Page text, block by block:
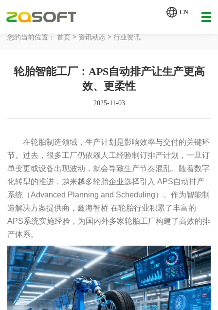
CN
工业AI
解决方案
客户案例
资讯动态
关于我们
您的当前位置： 首页 > 资讯动态 > 行业资讯
轮胎智能工厂：APS自动排产让生产更高
效、更柔性
2025-11-03
在轮胎制造领域，生产计划是影响效率与交付的关键环
节。过去，很多工厂仍依赖人工经验制订排产计划，一旦订
单变更或设备出现波动，就会导致生产节奏混乱。随着数字
化转型的推进，越来越多轮胎企业选择引入 APS自动排产
系统（Advanced Planning and Scheduling）。作为智能制
造解决方案提供商，鑫海智桥 在轮胎行业积累了丰富的
APS系统实施经验，为国内外多家轮胎工厂构建了高效的排
产体系。
【AI 智能体重塑企业运营管理.pdf】